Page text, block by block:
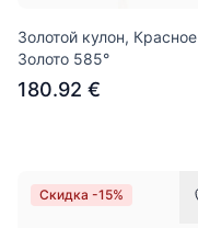
Золотой кулон, Красное
Золото 585°
180.92 €
Скидка -15%